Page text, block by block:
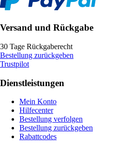
Versand und Rückgabe
30 Tage Rückgaberecht
Bestellung zurückgeben
Trustpilot
Dienstleistungen
Mein Konto
Hilfecenter
Bestellung verfolgen
Bestellung zurückgeben
Rabattcodes